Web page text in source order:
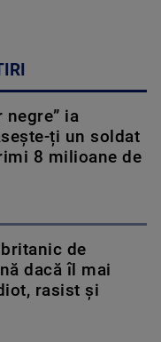
negre” ia
ți un soldat
8 milioane de
de
dacă îl mai
rasist și